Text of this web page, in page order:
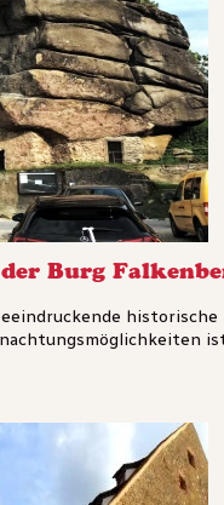
Burg